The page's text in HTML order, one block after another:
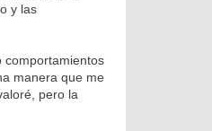
y las
comportamientos
manera que me
pero la